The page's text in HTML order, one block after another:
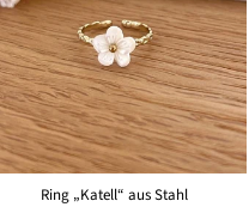
Ring „Katell“ aus Stahl